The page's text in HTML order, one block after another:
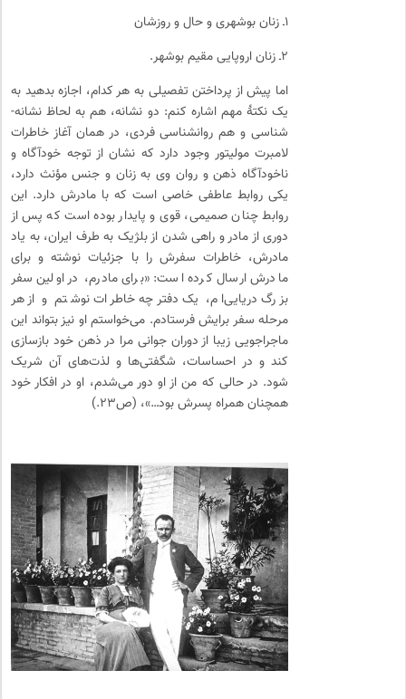
۱ـ زنان بوشهری و حال و روزشان
۲ـ زنان اروپایی مقیم بوشهر.
اما پیش از پرداختن تفصیلی به هر کدام، اجازه بدهید به
یک نکتۀ مهم اشاره کنم: دو نشانه، هم به لحاظ نشانه‌­
شناسی و هم روان­شناسی فردی، در همان آغاز خاطرات
لامبرت مولیتور وجود دارد که نشان از توجه خودآگاه و
ناخودآگاه ذهن و روان وی به زنان و جنس مؤنث دارد،
یکی روابط عاطفی خاصی است که با مادرش دارد. این
روابط چنان صمیمی، قوی و پایدار بوده است که پس از
دوری از مادر و راهی شدن از بلژیک به طرف ایران، به یاد
مادرش، خاطرات سفرش را با جزئیات نوشته و برای
مادرش ارسال کرده است: «برای مادرم، در اولین سفر
بزرگ دریایی‌­ام، یک دفترچه خاطرات نوشتم و از هر
مرحله سفر برایش فرستادم. می­‌خواستم او نیز بتواند این
ماجراجویی زیبا از دوران جوانی مرا در ذهن خود بازسازی
کند و در احساسات، شگفتی­‌ها و لذت­‌های آن شریک
شود. در حالی که من از او دور می­‌شدم، او در افکار خود
همچنان همراه پسرش بود…»، (ص۲۳.)